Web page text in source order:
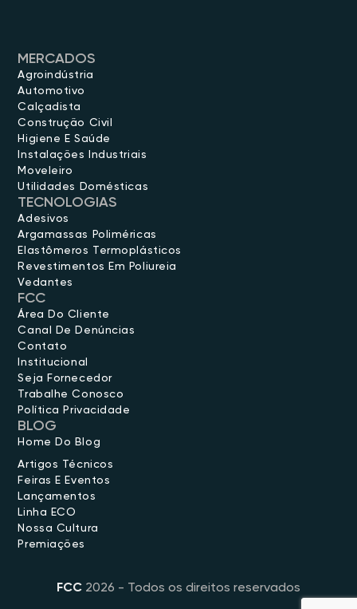
MERCADOS
Agroindústria
Automotivo
Calçadista
Construção Civil
Higiene E Saúde
Instalações Industriais
Moveleiro
Utilidades Domésticas
TECNOLOGIAS
Adesivos
Argamassas Poliméricas
Elastômeros Termoplásticos
Revestimentos Em Poliureia
Vedantes
FCC
Área Do Cliente
Canal De Denúncias
Contato
Institucional
Seja Fornecedor
Trabalhe Conosco
Política Privacidade
BLOG
Home Do Blog
Artigos Técnicos
Feiras E Eventos
Lançamentos
Linha ECO
Nossa Cultura
Premiações
FCC 2026 - Todos os direitos reservados